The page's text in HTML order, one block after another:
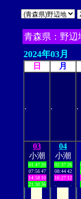
青森県：野辺
2024年03月
日 月
. . .
03
小潮
01:47 20
07:56 47
14:58 10
21:30 36
04
小潮
02:37 26
08:44 42
16:27 12